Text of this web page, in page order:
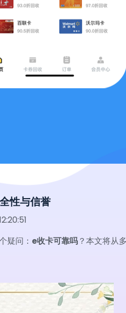
性与信誉
疑问： e收卡可靠吗？本文将从